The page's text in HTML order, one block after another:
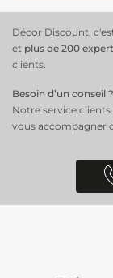
ainsi que quelques
dimension 100 x 100
Décor Discount,
et plus de 200
clients.
Besoin d’un conseil ?
Notre service
vous accompagner